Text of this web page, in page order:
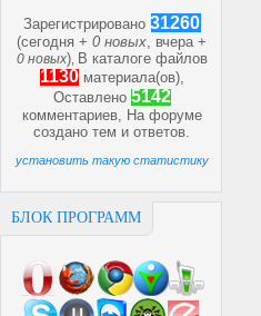
Зарегистрировано 31260
(сегодня +0 новых, вчера +
0 новых) В каталоге файлов
1130 материала(ов),
Оставлено 5142
комментариев, На форуме
созданотем иответов.
установить такую статистику
БЛОК ПРОГРАММ